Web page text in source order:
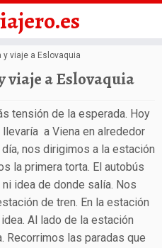
viaje a Eslovaquia
viaje a Eslovaquia
tensión de la esperada. Hoy
a Viena en alrededor
nos dirigimos a la estación
la primera torta. El autobús
idea de donde salía. Nos
de tren. En la estación
Al lado de la estación
Recorrimos las paradas que